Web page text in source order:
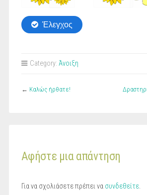
Category: Άνοιξη
← Καλώς ήρθατε!
Αφήστε μια απάντηση
Για να σχολιάσετε πρέπει να συνδεθείτε.